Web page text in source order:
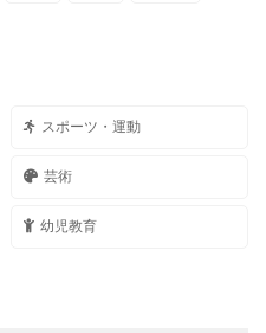
スポーツ・運動
芸術
幼児教育